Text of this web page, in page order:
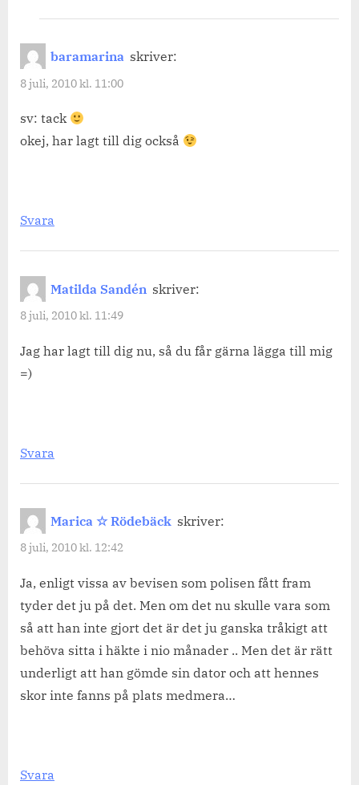
baramarina skriver:
8 juli, 2010 kl. 11:00
sv: tack
okej, har lagt till dig också
Svara
Matilda Sandén skriver:
8 juli, 2010 kl. 11:49
Jag har lagt till dig nu, så du får gärna lägga till mig
=)
Svara
Marica ☆ Rödebäck skriver:
8 juli, 2010 kl. 12:42
Ja, enligt vissa av bevisen som polisen fått fram
tyder det ju på det. Men om det nu skulle vara som
så att han inte gjort det är det ju ganska tråkigt att
behöva sitta i häkte i nio månader .. Men det är rätt
underligt att han gömde sin dator och att hennes
skor inte fanns på plats medmera…
Svara